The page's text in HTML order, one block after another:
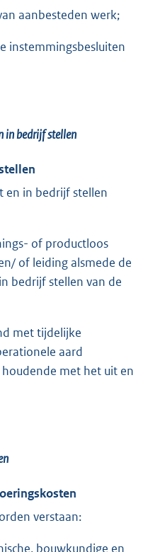
aanbesteden werk;
instemmingsbesluiten
in bedrijf stellen
en in bedrijf stellen
of productloos
of leiding alsmede de
bedrijf stellen van de
met tijdelijke
aard
met het uit en
verstaan:
bouwkundige en